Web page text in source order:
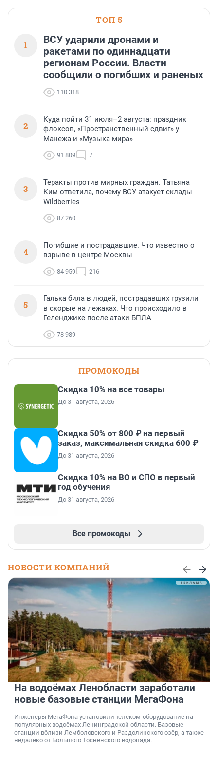
ТОП 5
1
ВСУ ударили дронами и
ракетами по одиннадцати
регионам России. Власти
сообщили о погибших и раненых
110 318
2
Куда пойти 31 июля–2 августа: праздник
флоксов, «Пространственный сдвиг» у
Манежа и «Музыка мира»
91 809 7
3
Теракты против мирных граждан. Татьяна
Ким ответила, почему ВСУ атакует склады
Wildberries
87 260
4
Погибшие и пострадавшие. Что известно о
взрыве в центре Москвы
84 959 216
5
Галька била в людей, пострадавших грузили
в скорые на лежаках. Что происходило в
Геленджике после атаки БПЛА
78 989
ПРОМОКОДЫ
Скидка 10% на все товары
До 31 августа, 2026
Скидка 50% от 800 ₽ на первый
заказ, максимальная скидка 600 ₽
До 31 августа, 2026
Скидка 10% на ВО и СПО в первый
год обучения
До 31 августа, 2026
Все промокоды
НОВОСТИ КОМПАНИЙ
На водоёмах Ленобласти заработали
новые базовые станции МегаФона
Инженеры МегаФона установили телеком-оборудование на
популярных водоёмах Ленинградской области. Базовые
станции вблизи Лемболовского и Раздолинского озёр, а также
недалеко от Большого Тосненского водопада.